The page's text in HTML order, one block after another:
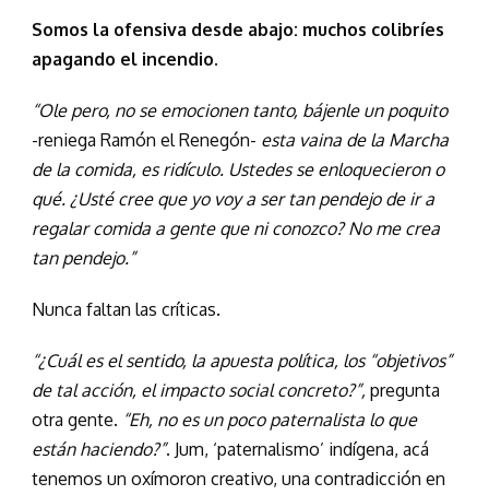
Somos la ofensiva desde abajo: muchos colibríes
apagando el incendio.
“Ole pero, no se emocionen tanto, bájenle un poquito
-reniega Ramón el Renegón- esta vaina de la Marcha
de la comida, es ridículo. Ustedes se enloquecieron o
qué. ¿Usté cree que yo voy a ser tan pendejo de ir a
regalar comida a gente que ni conozco? No me crea
tan pendejo.”
Nunca faltan las críticas.
“¿Cuál es el sentido, la apuesta política, los “objetivos”
de tal acción, el impacto social concreto?”, pregunta
otra gente. “Eh, no es un poco paternalista lo que
están haciendo?”. Jum, ‘paternalismo’ indígena, acá
tenemos un oxímoron creativo, una contradicción en